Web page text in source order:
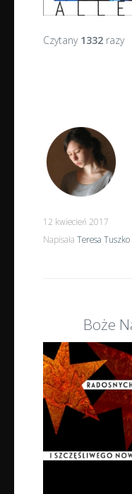
Czytany 1332razy
12 kwiecień 2017
Napisała Teresa Tuszko
Boże